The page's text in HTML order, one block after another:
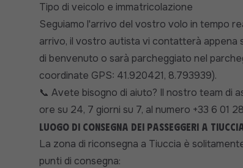
Tipo di veicolo e immatricolazione
Seguiamo l'arrivo del vostro volo in tempo
arrivo, il vostro autista vi contatterà
di benvenuto o sarà parcheggiato nel
coordinate GPS: 41.920421, 8.793939).
📞 Avete bisogno di aiuto? Il nostro team di
ore su 24, 7 giorni su 7, al numero +33 6 01
Luogo di consegna dei passeggeri a
La zona di riconsegna a Tiuccia è
punti di consegna: